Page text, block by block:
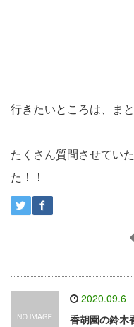
行きたいところは、ま
たくさん質問させてい
た！！
2020.09.6
香胡園の鈴木